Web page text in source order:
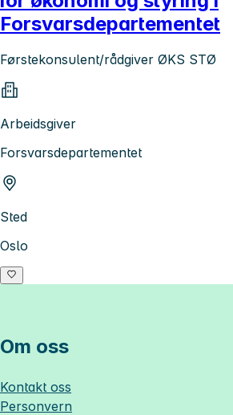
Forsvarsdepartementet
Førstekonsulent/rådgiver ØKS STØ
Arbeidsgiver
Forsvarsdepartementet
Sted
Oslo
Om oss
Kontakt oss
Personvern